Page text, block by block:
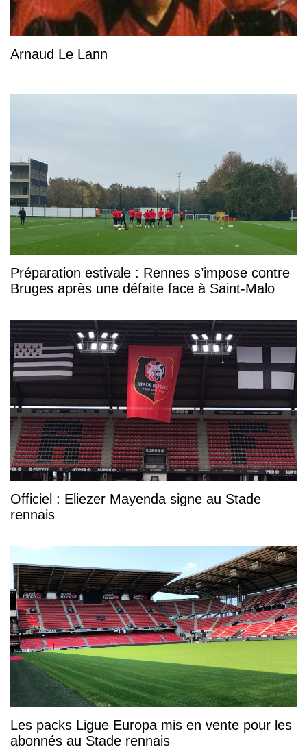
Arnaud Le Lann
Préparation estivale : Rennes s’impose contre
Bruges après une défaite face à Saint-Malo
Officiel : Eliezer Mayenda signe au Stade
rennais
Les packs Ligue Europa mis en vente pour les
abonnés au Stade rennais